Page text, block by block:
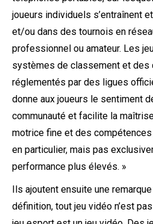
joueurs individuels s’entraînent
et/ou dans des tournois en
professionnel ou amateur. Les
systèmes de classement et des
réglementés par des ligues
donne aux joueurs le sentiment
communauté et facilite la
motrice fine et des
en particulier, mais pas
performance plus élevés. »
Ils ajoutent ensuite une
définition, tout jeu vidéo n’est